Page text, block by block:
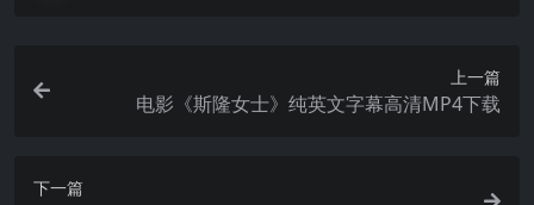
上一篇
电影《斯隆女士》纯英文字幕高清MP4下载
下一篇